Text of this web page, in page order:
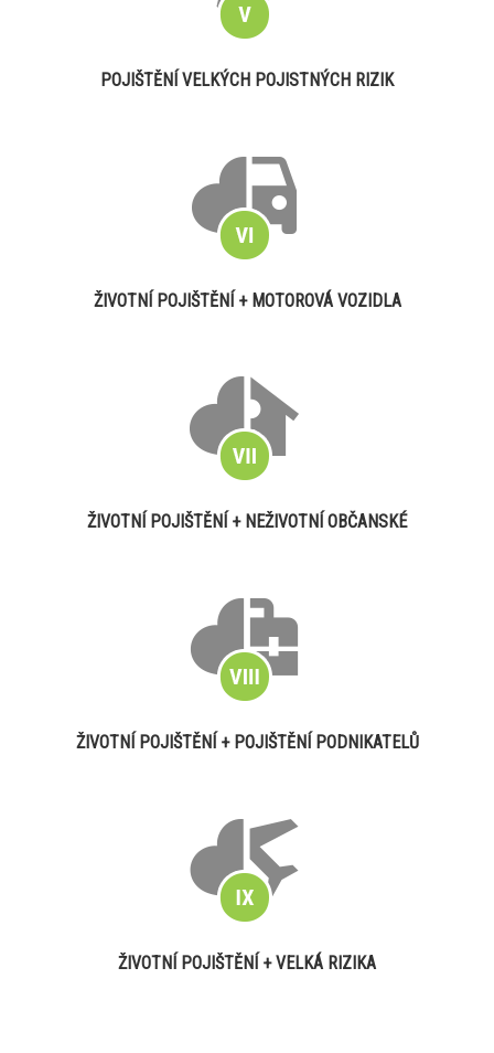
POJIŠTĚNÍ VELKÝCH POJISTNÝCH RIZIK
ŽIVOTNÍ POJIŠTĚNÍ + MOTOROVÁ VOZIDLA
ŽIVOTNÍ POJIŠTĚNÍ + NEŽIVOTNÍ OBČANSKÉ
ŽIVOTNÍ POJIŠTĚNÍ + POJIŠTĚNÍ PODNIKATELŮ
ŽIVOTNÍ POJIŠTĚNÍ + VELKÁ RIZIKA